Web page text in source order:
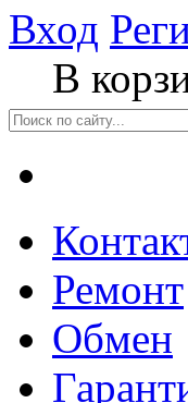
Вход
В
Ремонт
Обмен